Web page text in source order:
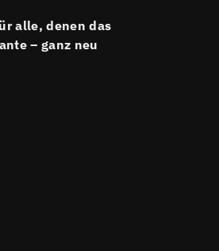
alle, denen das
– ganz neu